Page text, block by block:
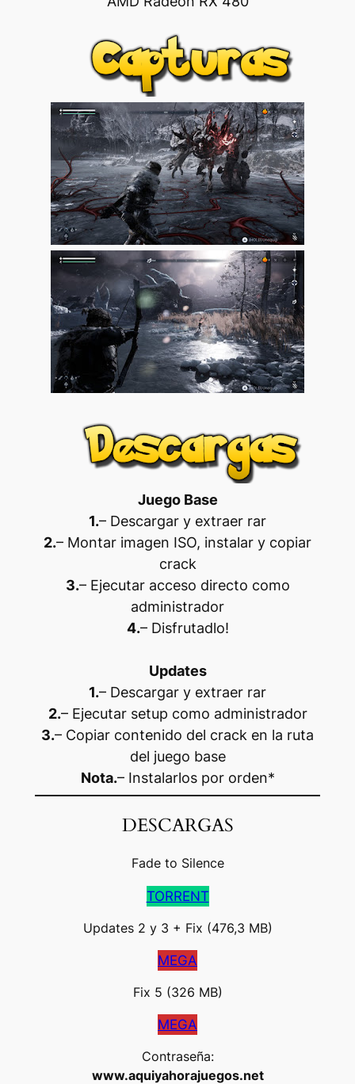
Juego Base
1.– Descargar y extraer rar
2.– Montar imagen ISO, instalar y copiar
crack
3.– Ejecutar acceso directo como
administrador
4.– Disfrutadlo!
Updates
1.– Descargar y extraer rar
2.– Ejecutar setup como administrador
3.– Copiar contenido del crack en la ruta
del juego base
Nota.– Instalarlos por orden*
DESCARGAS
Fade to Silence
TORRENT
Updates 2 y 3 + Fix (476,3 MB)
MEGA
Fix 5 (326 MB)
MEGA
Contraseña:
www.aquiyahorajuegos.net